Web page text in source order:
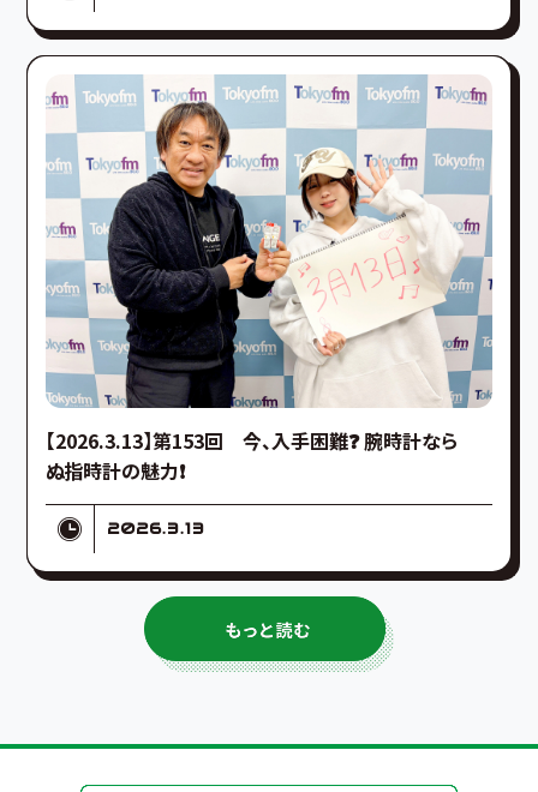
【2026.3.13】第153回 今、入手困難❓ 腕時計なら
ぬ指時計の魅力❗️
2026.3.13